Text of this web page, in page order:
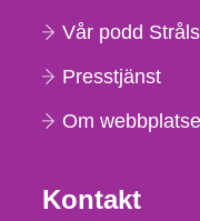
Vår podd
Presstjänst
Om
Kontakt